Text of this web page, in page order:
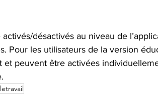
désactivés au niveau de
Pour les utilisateurs de la version
et peuvent être activées